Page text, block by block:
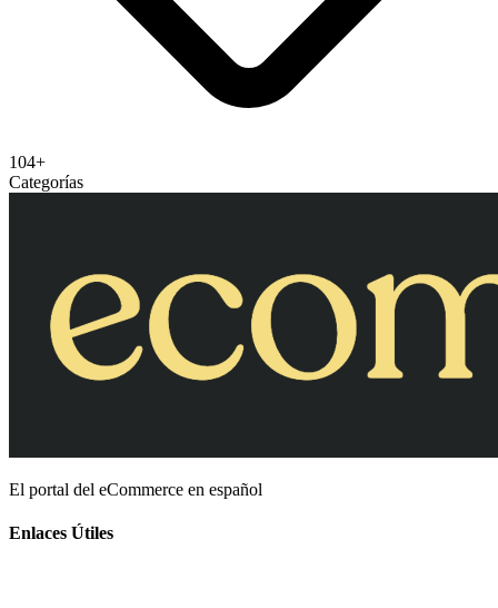
104+
Categorías
El portal del eCommerce en español
Enlaces Útiles